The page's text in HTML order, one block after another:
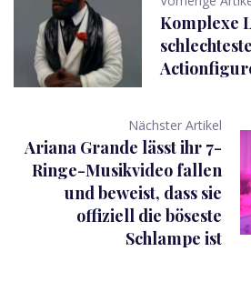
Komplexe
Nächster Artikel
Ariana Grande lässt ihr 7-
Ringe-Musikvideo fallen
und beweist, dass sie
offiziell die böseste
Schlampe ist